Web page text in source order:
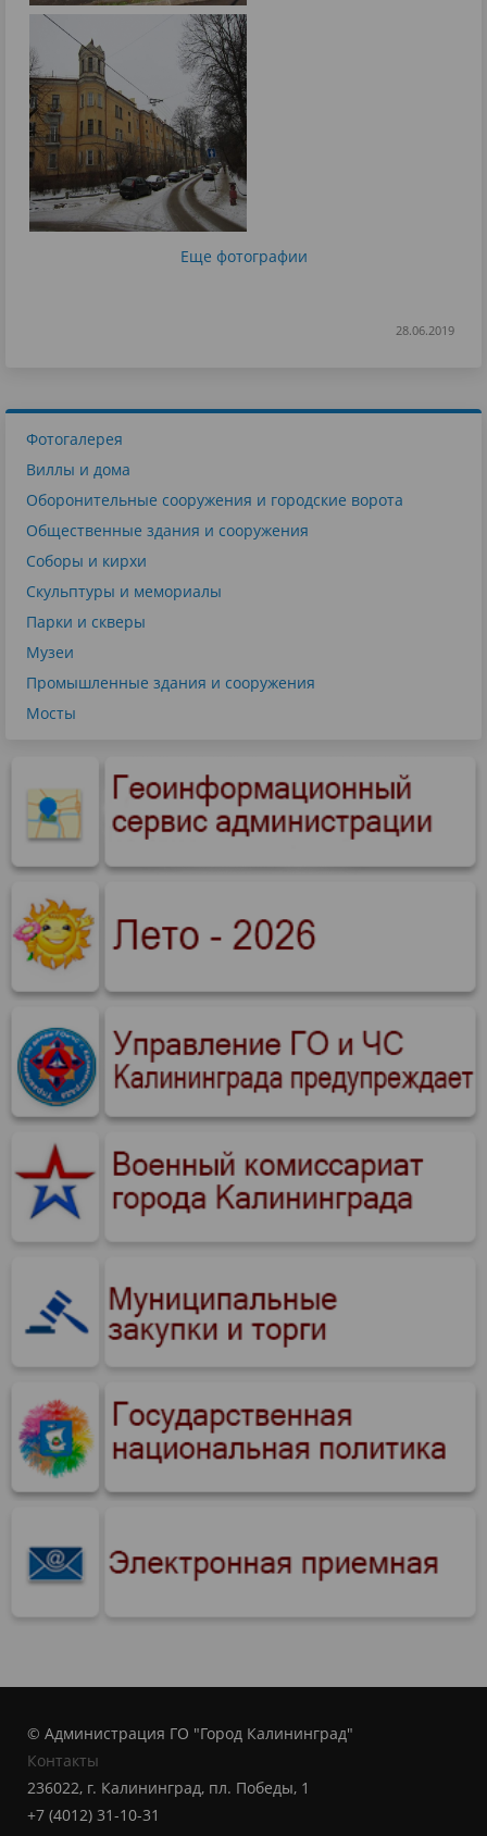
Еще фотографии
28.06.2019
Фотогалерея
Виллы и дома
Оборонительные сооружения и городские ворота
Общественные здания и сооружения
Соборы и кирхи
Скульптуры и мемориалы
Парки и скверы
Музеи
Промышленные здания и сооружения
Мосты
© Администрация ГО "Город Калининград"
Контакты
236022, г. Калининград, пл. Победы, 1
+7 (4012) 31-10-31